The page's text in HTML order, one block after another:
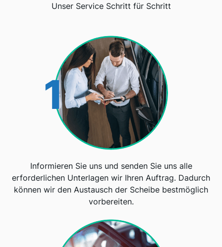
Unser Service Schritt für Schritt
1
Informieren Sie uns und senden Sie uns alle
erforderlichen Unterlagen wir Ihren Auftrag. Dadurch
können wir den Austausch der Scheibe bestmöglich
vorbereiten.